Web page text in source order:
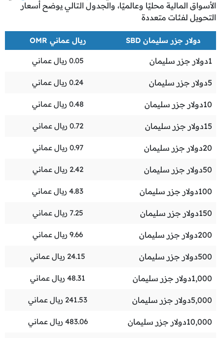
الأسواق المالية محليًا وعالميًا، والجدول التالي يوضح أسعار
التحويل لفئات متعددة
دولار جزر سليمان SBD ريال عماني OMR
1دولار جزر سليمان 0.05 ريال عماني
5دولار جزر سليمان 0.24 ريال عماني
10دولار جزر سليمان 0.48 ريال عماني
15دولار جزر سليمان 0.72 ريال عماني
20دولار جزر سليمان 0.97 ريال عماني
50دولار جزر سليمان 2.42 ريال عماني
100دولار جزر سليمان 4.83 ريال عماني
150دولار جزر سليمان 7.25 ريال عماني
200دولار جزر سليمان 9.66 ريال عماني
500دولار جزر سليمان 24.15 ريال عماني
1,000دولار جزر سليمان 48.31 ريال عماني
5,000دولار جزر سليمان 241.53 ريال عماني
10,000دولار جزر سليمان 483.06 ريال عماني